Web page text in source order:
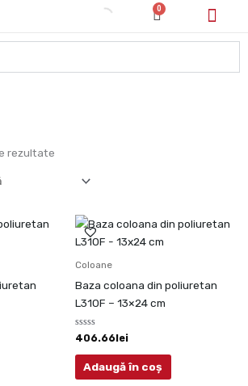
0
Cart
rezultate
Coloane
Baza coloana din poliuretan
L310F – 13×24 cm
Evaluat
la
0
din
406.66lei
Adaugă în coș